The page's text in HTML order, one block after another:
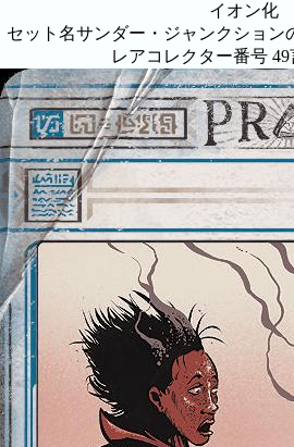
イオン化
セット名サンダー・ジャンクション
レアコレクター番号 49